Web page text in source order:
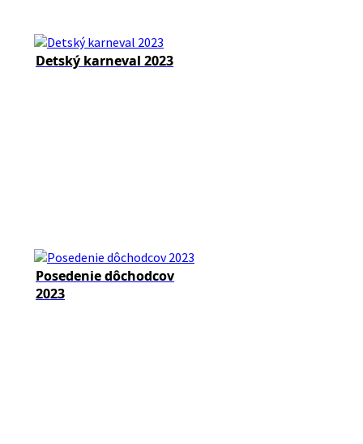
Detský karneval 2023
Posedenie dôchodcov
2023